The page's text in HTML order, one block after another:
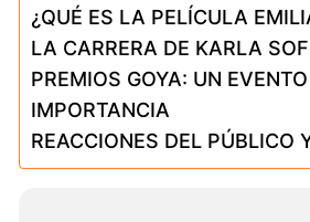
¿QUÉ ES LA PELÍCULA
LA CARRERA DE KARLA
PREMIOS GOYA: UN
IMPORTANCIA
REACCIONES DEL PÚBLICO